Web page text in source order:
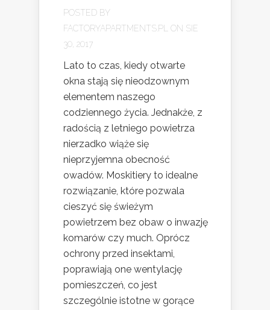
POSTED BY
FACTORYAPARTMENTS.PL ON SIE
30, 2017
Lato to czas, kiedy otwarte
okna stają się nieodzownym
elementem naszego
codziennego życia. Jednakże, z
radością z letniego powietrza
nierzadko wiąże się
nieprzyjemna obecność
owadów. Moskitiery to idealne
rozwiązanie, które pozwala
cieszyć się świeżym
powietrzem bez obaw o inwazję
komarów czy much. Oprócz
ochrony przed insektami,
poprawiają one wentylację
pomieszczeń, co jest
szczególnie istotne w gorące